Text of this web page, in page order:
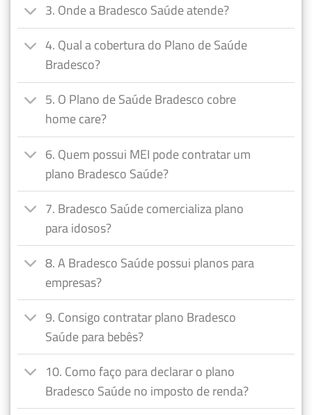
3. Onde a Bradesco Saúde atende?
4. Qual a cobertura do Plano de Saúde
Bradesco?
5. O Plano de Saúde Bradesco cobre
home care?
6. Quem possui MEI pode contratar um
plano Bradesco Saúde?
7. Bradesco Saúde comercializa plano
para idosos?
8. A Bradesco Saúde possui planos para
empresas?
9. Consigo contratar plano Bradesco
Saúde para bebês?
10. Como faço para declarar o plano
Bradesco Saúde no imposto de renda?